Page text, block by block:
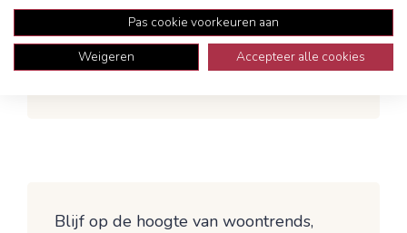
Deze decoratieschaal Lomnato heeft een steel
en is gemaakt van aluminium in de kleur zwart.
De schaal heeft een afmeting van 20x45 cm en
Blijf op de hoogte van woontrends,
Pas cookie voorkeuren aan
Weigeren
Accepteer alle cookies